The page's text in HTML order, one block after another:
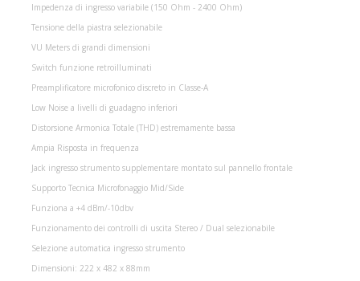
Impedenza di ingresso variabile (150 Ohm - 2400 Ohm)
Tensione della piastra selezionabile
VU Meters di grandi dimensioni
Switch funzione retroilluminati
Preamplificatore microfonico discreto in Classe-A
Low Noise a livelli di guadagno inferiori
Distorsione Armonica Totale (THD) estremamente bassa
Ampia Risposta in frequenza
Jack ingresso strumento supplementare montato sul pannello frontale
Supporto Tecnica Microfonaggio Mid/Side
Funziona a +4 dBm/-10dbv
Funzionamento dei controlli di uscita Stereo / Dual selezionabile
Selezione automatica ingresso strumento
Dimensioni: 222 x 482 x 88mm